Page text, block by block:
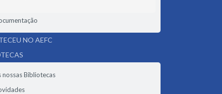
NO AEFC
nossas Bibliotecas